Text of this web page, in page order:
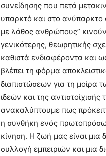
συνείδησης που πετά
υπαρκτό και στο ανύπαρκτο
με λάθος ανθρώπους”
γενικότερης, θεωρητικής
καθιστά ενδιαφέροντα και
βλέπει τη φόρμα
διαπιστώσεων για τη μοίρα
ιδεών και της
ανακαλύπτουμε πως
η συνθήκη ενός
κίνηση. Η ζωή μας είναι
συλλογή εμπειριών και μια